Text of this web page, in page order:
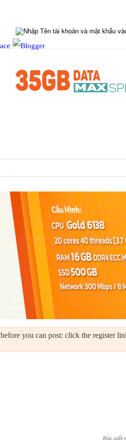
before you can post: click the register